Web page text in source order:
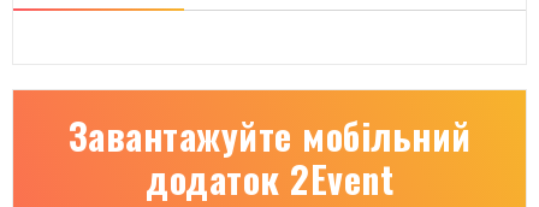
Україна, м. Київ, Міжнародний виставковий центр,
Броварський проспект, 15, станція метро
«Лівобережна»
тел.: +38 066 490-07-57
Завантажуйте мобільний
додаток 2Event